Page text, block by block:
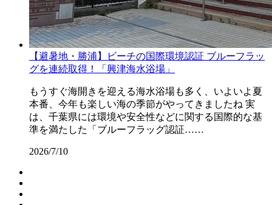
【避暑地・勝浦】ビーチの国際環境認証 ブルーフラッ
グを連続取得！「興津海水浴場」
もうすぐ海開きを迎える海水浴場も多く、いよいよ夏
本番、今年も楽しい海の季節がやってきましたね 実
は、千葉県には環境や安全性などに関する国際的な基
準を満たした「ブルーフラッグ認証……
2026/7/10